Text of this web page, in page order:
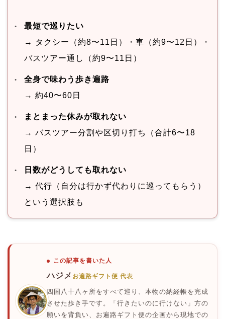
最短で巡りたい
→ タクシー（約8〜11日）・車（約9〜12日）・
バスツアー通し（約9〜11日）
全身で味わう歩き遍路
→ 約40〜60日
まとまった休みが取れない
→ バスツアー分割や区切り打ち（合計6〜18
日）
日数がどうしても取れない
→ 代行（自分は行かず代わりに巡ってもらう）
という選択肢も
この記事を書いた人
ハジメ お遍路ギフト便 代表
四国八十八ヶ所をすべて巡り、本物の納経帳を完成
させた歩き手です。「行きたいのに行けない」方の
願いを背負い、お遍路ギフト便の企画から現地での